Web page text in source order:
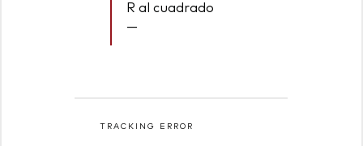
R al cuadrado
—
TRACKING ERROR